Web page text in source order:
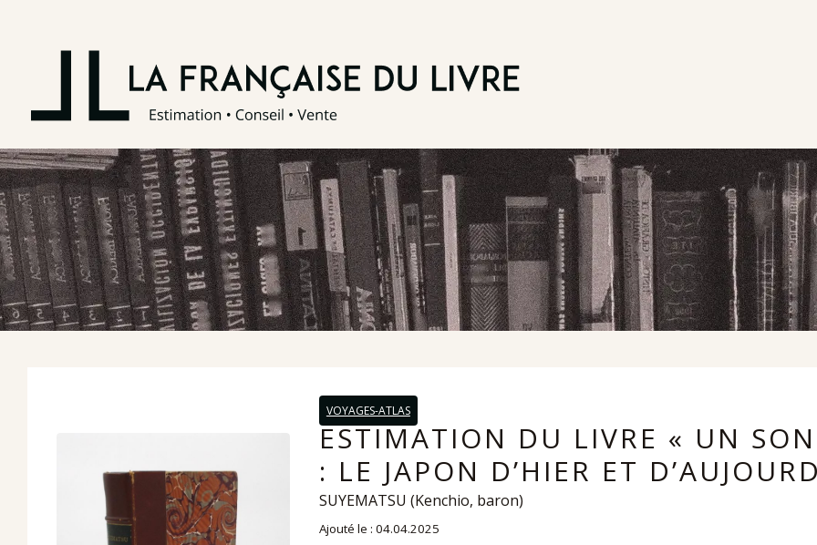
VOYAGES-ATLAS
ESTIMATION DU LIVRE « UN
: LE JAPON D’HIER ET
SUYEMATSU (Kenchio, baron)
Ajouté le : 04.04.2025